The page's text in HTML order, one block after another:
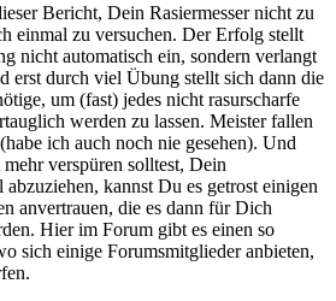
Bericht, Dein Rasiermesser nicht zu
einmal zu versuchen. Der Erfolg stellt
nicht automatisch ein, sondern verlangt
erst durch viel Übung stellt sich dann die
um (fast) jedes nicht rasurscharfe
werden zu lassen. Meister fallen
ich auch noch nie gesehen). Und
verspüren solltest, Dein
abzuziehen, kannst Du es getrost einigen
anvertrauen, die es dann für Dich
Hier im Forum gibt es einen so
sich einige Forumsmitglieder anbieten,